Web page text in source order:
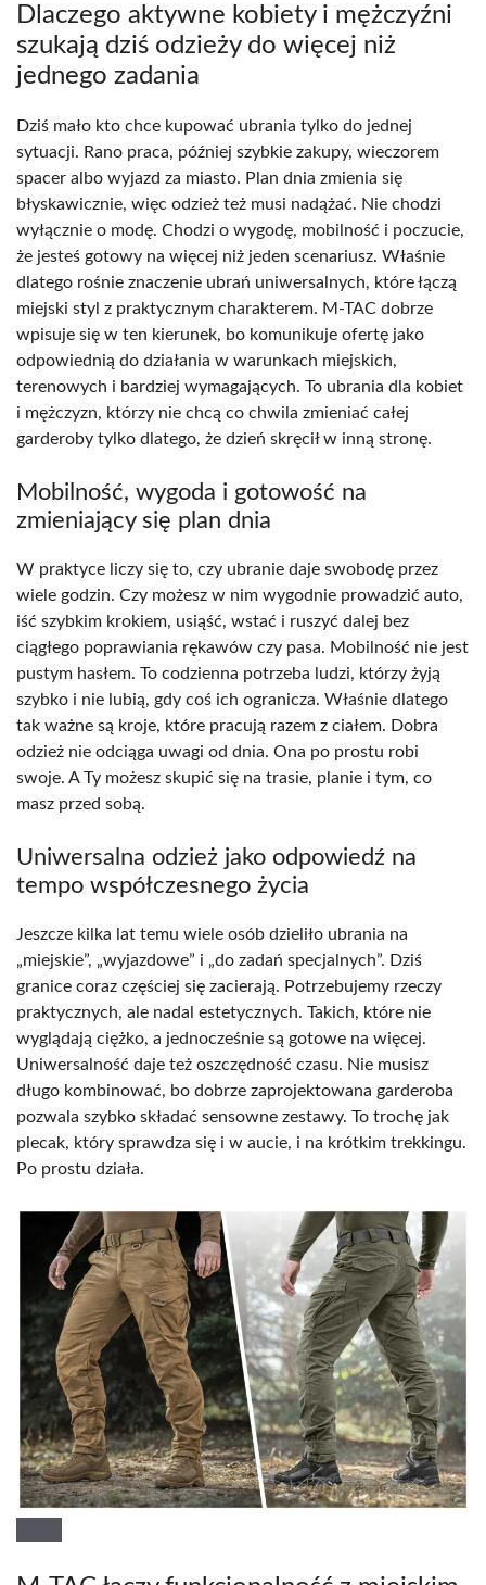
Dlaczego aktywne kobiety i mężczyźni
szukają dziś odzieży do więcej niż
jednego zadania
Dziś mało kto chce kupować ubrania tylko do jednej
sytuacji. Rano praca, później szybkie zakupy, wieczorem
spacer albo wyjazd za miasto. Plan dnia zmienia się
błyskawicznie, więc odzież też musi nadążać. Nie chodzi
wyłącznie o modę. Chodzi o wygodę, mobilność i poczucie,
że jesteś gotowy na więcej niż jeden scenariusz. Właśnie
dlatego rośnie znaczenie ubrań uniwersalnych, które łączą
miejski styl z praktycznym charakterem. M-TAC dobrze
wpisuje się w ten kierunek, bo komunikuje ofertę jako
odpowiednią do działania w warunkach miejskich,
terenowych i bardziej wymagających. To ubrania dla kobiet
i mężczyzn, którzy nie chcą co chwila zmieniać całej
garderoby tylko dlatego, że dzień skręcił w inną stronę.
Mobilność, wygoda i gotowość na
zmieniający się plan dnia
W praktyce liczy się to, czy ubranie daje swobodę przez
wiele godzin. Czy możesz w nim wygodnie prowadzić auto,
iść szybkim krokiem, usiąść, wstać i ruszyć dalej bez
ciągłego poprawiania rękawów czy pasa. Mobilność nie jest
pustym hasłem. To codzienna potrzeba ludzi, którzy żyją
szybko i nie lubią, gdy coś ich ogranicza. Właśnie dlatego
tak ważne są kroje, które pracują razem z ciałem. Dobra
odzież nie odciąga uwagi od dnia. Ona po prostu robi
swoje. A Ty możesz skupić się na trasie, planie i tym, co
masz przed sobą.
Uniwersalna odzież jako odpowiedź na
tempo współczesnego życia
Jeszcze kilka lat temu wiele osób dzieliło ubrania na
„miejskie”, „wyjazdowe” i „do zadań specjalnych”. Dziś
granice coraz częściej się zacierają. Potrzebujemy rzeczy
praktycznych, ale nadal estetycznych. Takich, które nie
wyglądają ciężko, a jednocześnie są gotowe na więcej.
Uniwersalność daje też oszczędność czasu. Nie musisz
długo kombinować, bo dobrze zaprojektowana garderoba
pozwala szybko składać sensowne zestawy. To trochę jak
plecak, który sprawdza się i w aucie, i na krótkim trekkingu.
Po prostu działa.